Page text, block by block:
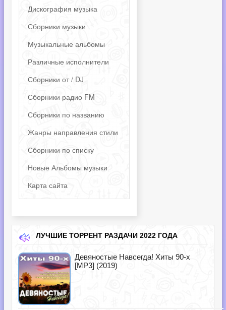
Дискография музыка
Сборники музыки
Музыкальные альбомы
Различные исполнители
Сборники от / DJ
Сборники радио FM
Сборники по названию
Жанры направления стили
Сборники по списку
Новые Альбомы музыки
Карта сайта
ЛУЧШИЕ ТОРРЕНТ РАЗДАЧИ 2022 ГОДА
Девяностые Навсегда! Хиты 90-х
[MP3] (2019)